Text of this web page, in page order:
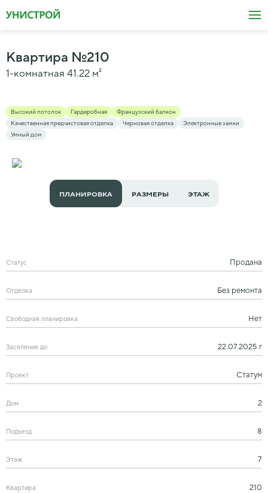
Квартира №210
1-комнатная 41.22 м²
Высокий потолок Гардеробная
Французский балкон
Качественная предчистовая отделка
Черновая отделка
Электронные замки
Умный дом
ПЛАНИРОВКА РАЗМЕРЫ ЭТАЖ
Статус Продана
Отделка Без ремонта
Свободная планировка Нет
Заселение до 22.07.2025 г
Проект Статум
Дом 2
Подъезд 8
Этаж 7
Квартира 210